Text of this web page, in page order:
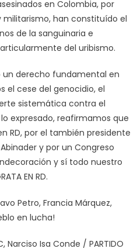
en Colombia, por
han constituído el
de la sanguinaria e
del uribismo.
un derecho fundamental en
el cese del genocidio, el
sistemática contra el
expresado, reafirmamos que
RD, por el también presidente
y por un Congreso
y sí todo nuestro
EN RD.
Petro, Francia Márquez,
en lucha!
Narciso Isa Conde / PARTIDO